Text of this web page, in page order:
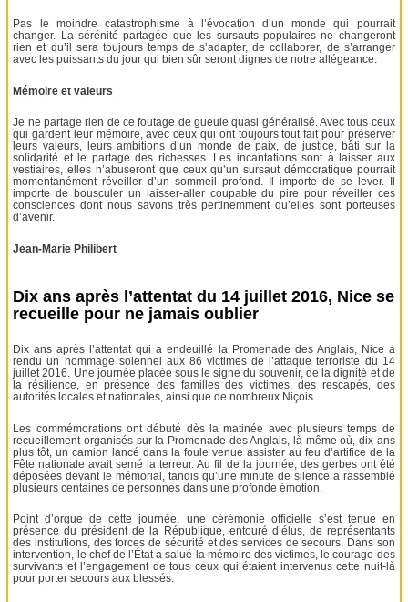
Pas le moindre catastrophisme à l’évocation d’un monde qui pourrait
changer. La sérénité partagée que les sursauts populaires ne changeront
rien et qu’il sera toujours temps de s’adapter, de collaborer, de s’arranger
avec les puissants du jour qui bien sûr seront dignes de notre allégeance.
Mémoire et valeurs
Je ne partage rien de ce foutage de gueule quasi généralisé. Avec tous ceux
qui gardent leur mémoire, avec ceux qui ont toujours tout fait pour préserver
leurs valeurs, leurs ambitions d’un monde de paix, de justice, bâti sur la
solidarité et le partage des richesses. Les incantations sont à laisser aux
vestiaires, elles n’abuseront que ceux qu’un sursaut démocratique pourrait
momentanément réveiller d’un sommeil profond. Il importe de se lever. Il
importe de bousculer un laisser-aller coupable du pire pour réveiller ces
consciences dont nous savons très pertinemment qu’elles sont porteuses
d’avenir.
Jean-Marie Philibert
Dix ans après l’attentat du 14 juillet 2016, Nice se
recueille pour ne jamais oublier
Dix ans après l’attentat qui a endeuillé la Promenade des Anglais, Nice a
rendu un hommage solennel aux 86 victimes de l’attaque terroriste du 14
juillet 2016. Une journée placée sous le signe du souvenir, de la dignité et de
la résilience, en présence des familles des victimes, des rescapés, des
autorités locales et nationales, ainsi que de nombreux Niçois.
Les commémorations ont débuté dès la matinée avec plusieurs temps de
recueillement organisés sur la Promenade des Anglais, là même où, dix ans
plus tôt, un camion lancé dans la foule venue assister au feu d’artifice de la
Fête nationale avait semé la terreur. Au fil de la journée, des gerbes ont été
déposées devant le mémorial, tandis qu’une minute de silence a rassemblé
plusieurs centaines de personnes dans une profonde émotion.
Point d’orgue de cette journée, une cérémonie officielle s’est tenue en
présence du président de la République, entouré d’élus, de représentants
des institutions, des forces de sécurité et des services de secours. Dans son
intervention, le chef de l’État a salué la mémoire des victimes, le courage des
survivants et l’engagement de tous ceux qui étaient intervenus cette nuit-là
pour porter secours aux blessés.